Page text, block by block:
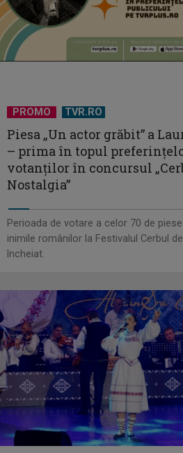
PROMO TVR.RO
Piesa „Un actor grăbit” a
– prima în topul
votanţilor în concursul
Nostalgia”
Perioada de votare a celor 70 de
inimile românilor la Festivalul Cerbul
încheiat.